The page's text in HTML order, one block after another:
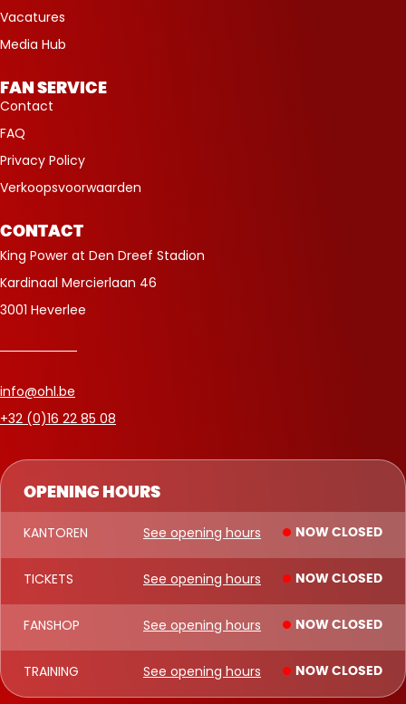
OPENING HOURS
KANTOREN See opening hours NOW CLOSED
TICKETS See opening hours NOW CLOSED
FANSHOP See opening hours NOW CLOSED
TRAINING See opening hours NOW CLOSED
Vacatures
Media Hub
FAN SERVICE
Contact
FAQ
Privacy Policy
Verkoopsvoorwaarden
CONTACT
King Power at Den Dreef Stadion
Kardinaal Mercierlaan 46
3001 Heverlee
info@ohl.be
+32 (0)16 22 85 08